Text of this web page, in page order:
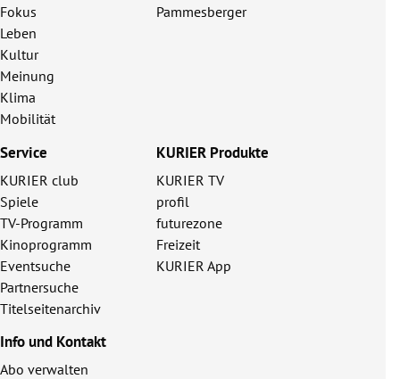
Fokus
Leben
Kultur
Meinung
Klima
Mobilität
Pammesberger
Service
KURIER club
Spiele
TV-Programm
Kinoprogramm
Eventsuche
Partnersuche
Titelseitenarchiv
KURIER Produkte
KURIER TV
profil
futurezone
Freizeit
KURIER App
Info und Kontakt
Abo verwalten